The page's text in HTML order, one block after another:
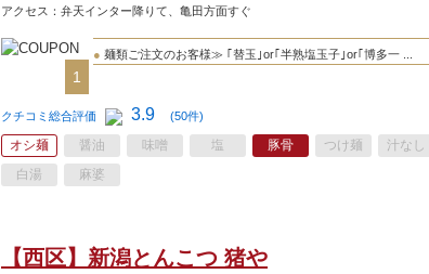
アクセス：弁天インター降りて、亀田方面すぐ
1
● 麺類ご注文のお客様≫ ｢替玉｣or｢半熟塩玉子｣or｢博多一 ...
クチコミ総合評価 3.9 (50件)
オシ麺 醤油 味噌 塩 豚骨 つけ麺 汁なし
白湯
麻婆
【西区】新潟とんこつ 猪や